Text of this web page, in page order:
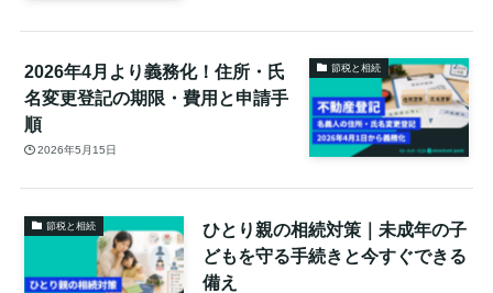
節税と相続
2026年4月より義務化！住所・氏
名変更登記の期限・費用と申請手
順
2026年5月15日
節税と相続
ひとり親の相続対策｜未成年の子
どもを守る手続きと今すぐできる
備え